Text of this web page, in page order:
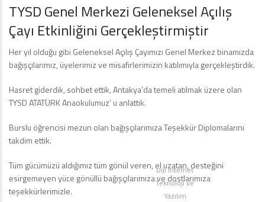
TYSD Genel Merkezi Geleneksel Açılış
Çayı Etkinliğini Gerçekleştirmiştir
Her yıl olduğu gibi Geleneksel Açılış Çayımızı Genel Merkez binamızda
bağışçılarımız, üyelerimiz ve misafirlerimizin katılımıyla gerçekleştirdik.
Hasret giderdik, sohbet ettik, Antakya’da temeli atılmak üzere olan
TYSD ATATÜRK Anaokulumuz’ u anlattık.
Burslu öğrencisi mezun olan bağışçılarımıza Teşekkür Diplomalarını
takdim ettik.
Tüm gücümüzü aldığımız tüm gönül veren, el uzatan, desteğini
esirgemeyen yüce gönüllü bağışçılarımıza ve dostlarımıza
teşekkürlerimizle.
Diji İnternet
Teknoloji ve
Yazılım